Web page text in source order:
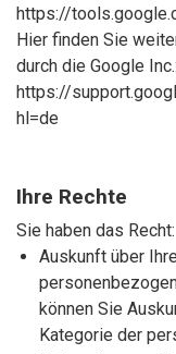
https://
Hier finden Sie
durch die Google Inc.:
https://
hl=de
Ihre Rechte
Sie haben das Recht:
Auskunft über
können Sie
Kategorie der